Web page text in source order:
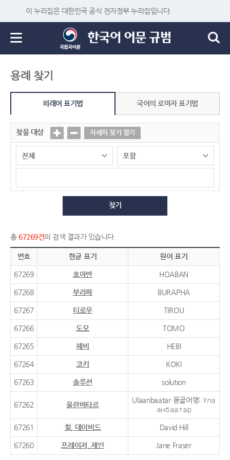
이 누리집은 대한민국 공식 전자정부 누리집입니다.
용례 찾기
외래어 표기법 국어의 로마자 표기법
찾을 대상 자세히 찾기 열기
찾기
총 67269건의 검색 결과가 있습니다.
번호 한글 표기 원어 표기
67269 호아반 HOABAN
67268 부라파 BURAPHA
67267 티로우 TIROU
67266 도모 TOMO
67265 헤비 HEBI
67264 코키 KOKI
67263 솔루션 solution
67262 울란바타르
Ulaanbaatar 몽골어명: Ула
анбаатар
67261 힐, 데이비드 David Hill
67260 프레이저, 제인 Jane Fraser